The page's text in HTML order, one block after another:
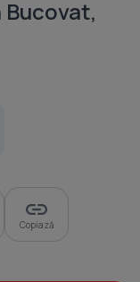
Bucovat,
Copiază